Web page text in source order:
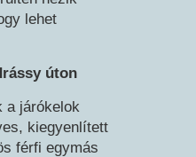
lehet
úton
a járókelok
kiegyenlített
férfi egymás